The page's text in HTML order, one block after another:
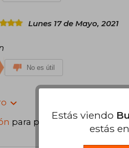
Lunes 17 de Mayo, 2021
No es útil
para poder agregar tu
Estás viendo
estás en